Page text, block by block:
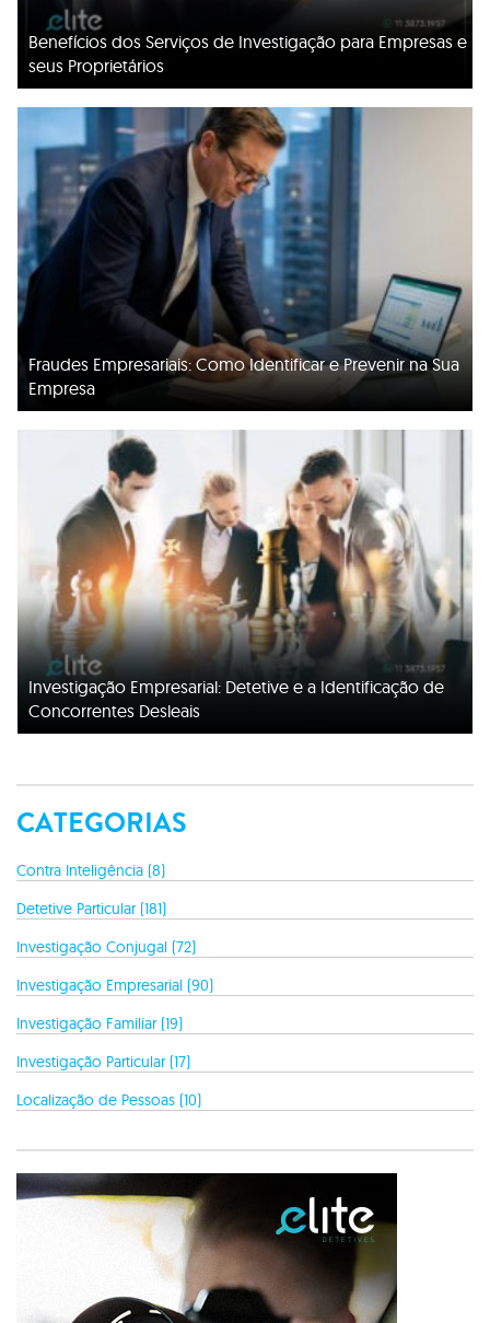
Benefícios dos Serviços de Investigação para Empresas e
seus Proprietários
Fraudes Empresariais: Como Identificar e Prevenir na Sua
Empresa
Investigação Empresarial: Detetive e a Identificação de
Concorrentes Desleais
CATEGORIAS
Contra Inteligência (8)
Detetive Particular (181)
Investigação Conjugal (72)
Investigação Empresarial (90)
Investigação Familiar (19)
Investigação Particular (17)
Localização de Pessoas (10)